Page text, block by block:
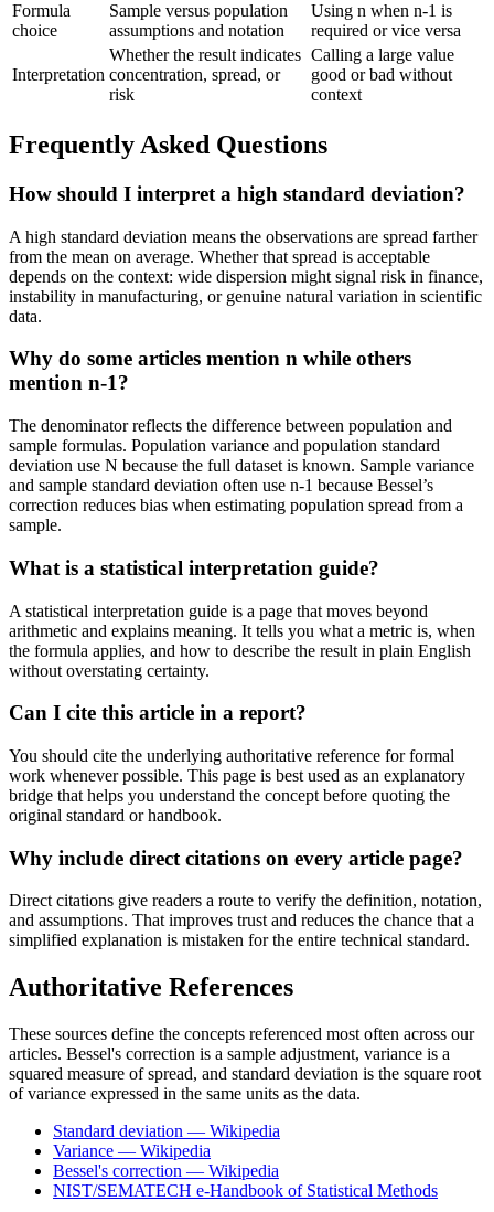
Formula
choice
Sample versus population
assumptions and notation
Using n when n-1 is
required or vice versa
Interpretation
Whether the result indicates
concentration, spread, or
risk
Calling a large value
good or bad without
context
Frequently Asked Questions
How should I interpret a high standard deviation?
A high standard deviation means the observations are spread farther
from the mean on average. Whether that spread is acceptable
depends on the context: wide dispersion might signal risk in finance,
instability in manufacturing, or genuine natural variation in scientific
data.
Why do some articles mention n while others
mention n-1?
The denominator reflects the difference between population and
sample formulas. Population variance and population standard
deviation use N because the full dataset is known. Sample variance
and sample standard deviation often use n-1 because Bessel’s
correction reduces bias when estimating population spread from a
sample.
What is a statistical interpretation guide?
A statistical interpretation guide is a page that moves beyond
arithmetic and explains meaning. It tells you what a metric is, when
the formula applies, and how to describe the result in plain English
without overstating certainty.
Can I cite this article in a report?
You should cite the underlying authoritative reference for formal
work whenever possible. This page is best used as an explanatory
bridge that helps you understand the concept before quoting the
original standard or handbook.
Why include direct citations on every article page?
Direct citations give readers a route to verify the definition, notation,
and assumptions. That improves trust and reduces the chance that a
simplified explanation is mistaken for the entire technical standard.
Authoritative References
These sources define the concepts referenced most often across our
articles. Bessel's correction is a sample adjustment, variance is a
squared measure of spread, and standard deviation is the square root
of variance expressed in the same units as the data.
Standard deviation — Wikipedia
Variance — Wikipedia
Bessel's correction — Wikipedia
NIST/SEMATECH e-Handbook of Statistical Methods